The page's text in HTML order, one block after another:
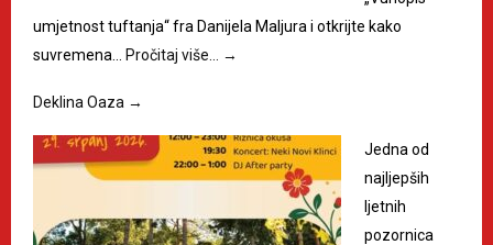
umjetnost tuftanja“ fra Danijela Maljura i otkrijte kako
suvremena…
Pročitaj više… →
Deklina Oaza →
Jedna od
najljepših
ljetnih
pozornica